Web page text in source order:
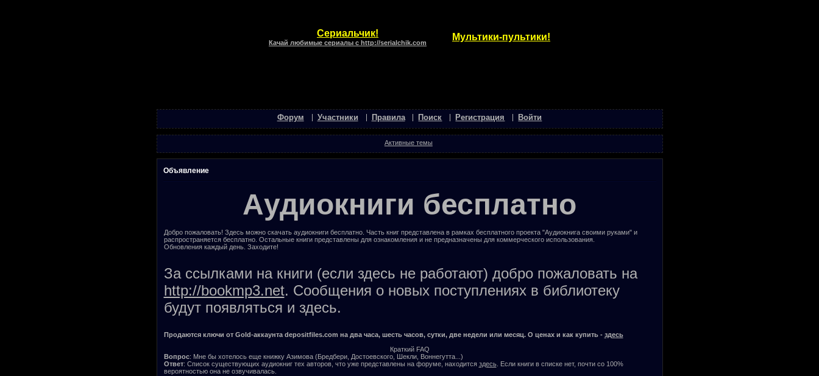
Сериальчик!
Качай любимые сериалы с http://serialchik.com
Мультики-пультики!
Форум Участники Правила Поиск Регистрация Войти
Активные темы
Объявление
Аудиокниги бесплатно
Добро пожаловать! Здесь можно скачать аудиокниги бесплатно. Часть книг представлена в рамках бесплатного проекта "Аудиокнига своими руками" и
распространяется бесплатно. Остальные книги представлены для ознакомления и не предназначены для коммерческого использования.
Обновления каждый день. Заходите!
За ссылками на книги (если здесь не работают) добро пожаловать на
http://bookmp3.net. Сообщения о новых поступлениях в библиотеку
будут появляться и здесь.
Продаются ключи от Gold-аккаунта depositfiles.com на два часа, шесть часов, сутки, две недели или месяц. О ценах и как купить - здесь
Краткий FAQ
Вопрос: Мне бы хотелось еще книжку Азимова (Бредбери, Достоевского, Шекли, Воннегутта...)
Ответ: Список существующих аудиокниг тех авторов, что уже представлены на форуме, находится здесь. Если книги в списке нет, почти со 100%
вероятностью она не озвучивалась.